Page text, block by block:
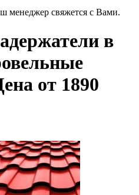
менеджер свяжется с Вами.
в
от 1890